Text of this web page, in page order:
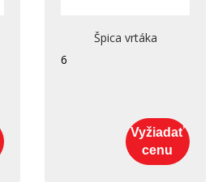
Špica vrtáka
6
Vyžiadať
cenu